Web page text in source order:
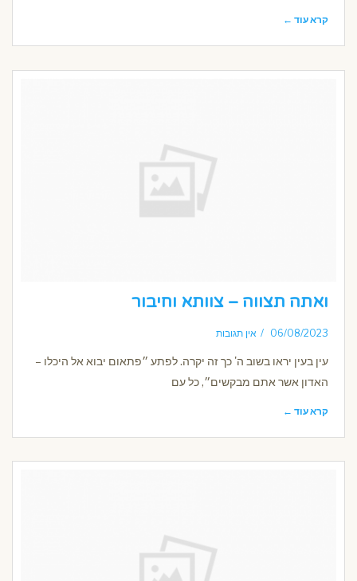
קרא עוד ←
ואתה תצווה – צוותא וחיבור
06/08/2023 אין תגובות
עין בעין יראו בשוב ה' כך זה יקרה. לפתע ״פתאום יבוא אל היכלו –
האדון אשר אתם מבקשים״, כל עם
קרא עוד ←